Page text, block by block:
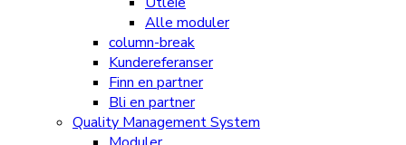
Alle moduler
column-break
Kundereferanser
Finn en partner
Bli en partner
Quality Management System